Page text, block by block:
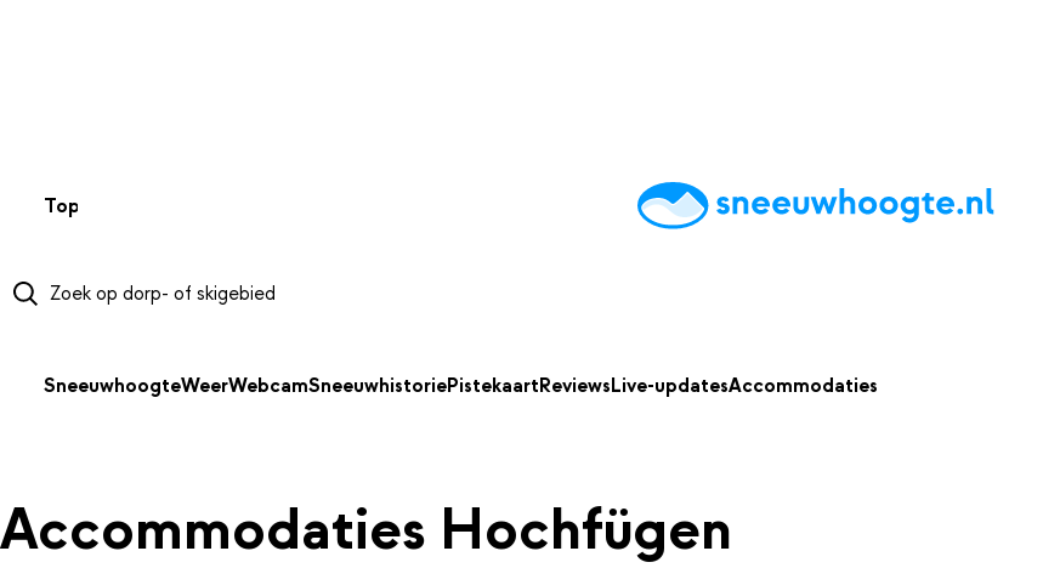
Top 50 AccommodatiesTipsReviewsLive updatesApp
SneeuwhoogteWeerWebcamSneeuwhistoriePistekaartReviewsLive-updatesAccommodaties
Accommodaties Hochfügen